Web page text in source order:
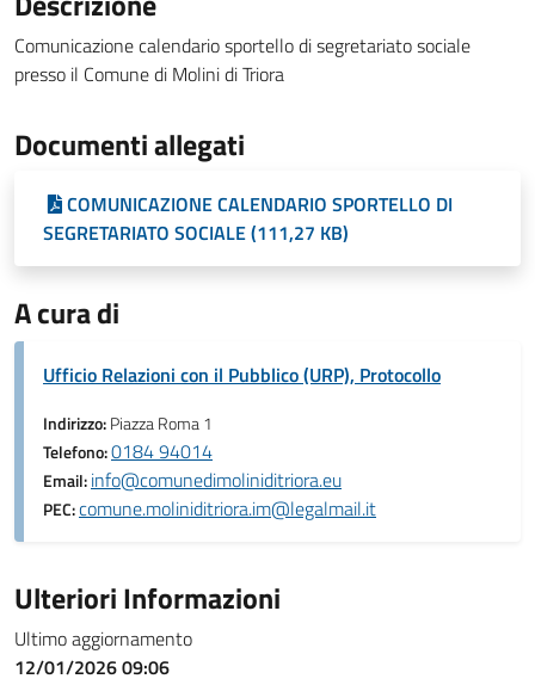
Comunicazione calendario sportello di segretariato sociale
presso il Comune di Molini di Triora
Documenti allegati
COMUNICAZIONE CALENDARIO SPORTELLO DI
SEGRETARIATO SOCIALE (111,27 KB)
A cura di
Ufficio Relazioni con il Pubblico (URP), Protocollo
Indirizzo:Piazza Roma 1
Telefono:0184 94014
Email:info@comunedimoliniditriora.eu
PEC:comune.moliniditriora.im@legalmail.it
Ulteriori Informazioni
Ultimo aggiornamento
12/01/2026 09:06